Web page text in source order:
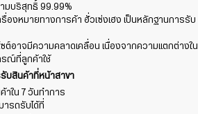
มบริสุทธิ์ 99.99%
องหมายทางการค้า ฮั่วเซ่งเฮง เป็นหลักฐานการรับ
ต์อาจมีความคลาดเคลื่อน เนื่องจากความแตกต่างใน
ณ์ที่ลูกค้าใช้
รับสินค้าที่หน้าสาขา
าใน 7 วันทำการ
ารถรับได้ที่